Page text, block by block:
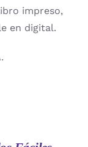
impreso,
en digital.